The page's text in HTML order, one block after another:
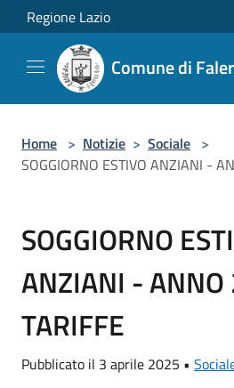
Salta al contenuto principale
Regione Lazio
Comune di
Home > Notizie > Sociale >
SOGGIORNO ESTIVO ANZIANI -
SOGGIORNO
ANZIANI -
TARIFFE
Pubblicato il 3 aprile 2025 •